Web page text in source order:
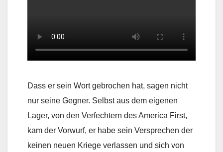
Dass er sein Wort gebrochen hat, sagen nicht
nur seine Gegner. Selbst aus dem eigenen
Lager, von den Verfechtern des America First,
kam der Vorwurf, er habe sein Versprechen der
keinen neuen Kriege verlassen und sich von